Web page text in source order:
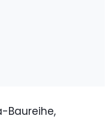
Baureihe,